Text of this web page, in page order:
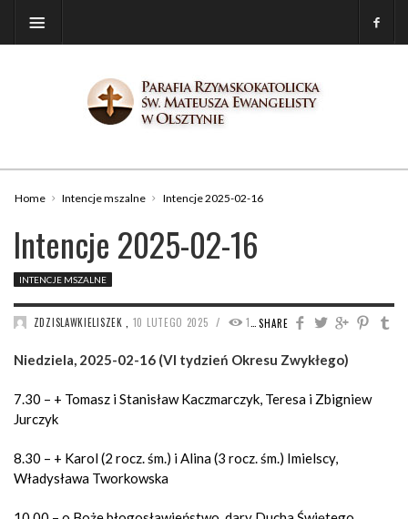
Home Intencje mszalne Intencje 2025-02-16
Intencje 2025-02-16
INTENCJE MSZALNE
SHARE
ZDZISLAWKIELISZEK 10 LUTEGO 2025 / 1053
Niedziela, 2025-02-16 (VI tydzień Okresu Zwykłego)
7.30 – + Tomasz i Stanisław Kaczmarczyk, Teresa i Zbigniew
Jurczyk
8.30 – + Karol (2 rocz. śm.) i Alina (3 rocz. śm.) Imielscy,
Władysława Tworkowska